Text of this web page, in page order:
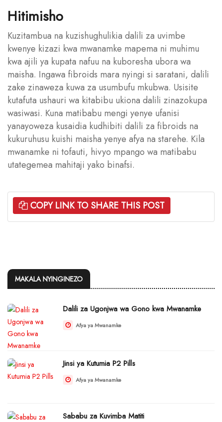
Hitimisho
Kuzitambua na kuzishughulikia dalili za uvimbe
kwenye kizazi kwa mwanamke mapema ni muhimu
kwa ajili ya kupata nafuu na kuboresha ubora wa
maisha. Ingawa fibroids mara nyingi si saratani, dalili
zake zinaweza kuwa za usumbufu mkubwa. Usisite
kutafuta ushauri wa kitabibu ukiona dalili zinazokupa
wasiwasi. Kuna matibabu mengi yenye ufanisi
yanayoweza kusaidia kudhibiti dalili za fibroids na
kukuruhusu kuishi maisha yenye afya na starehe. Kila
mwanamke ni tofauti, hivyo mpango wa matibabu
utategemea mahitaji yako binafsi.
COPY LINK TO SHARE THIS POST
MAKALA NYINGINEZO
Dalili za Ugonjwa wa Gono kwa Mwanamke
Afya ya Mwanamke
Jinsi ya Kutumia P2 Pills
Afya ya Mwanamke
Sababu za Kuvimba Matiti